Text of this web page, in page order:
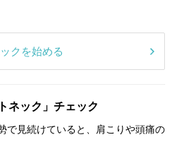
クを始める
ネック」チェック
で見続けていると、肩こりや頭痛の